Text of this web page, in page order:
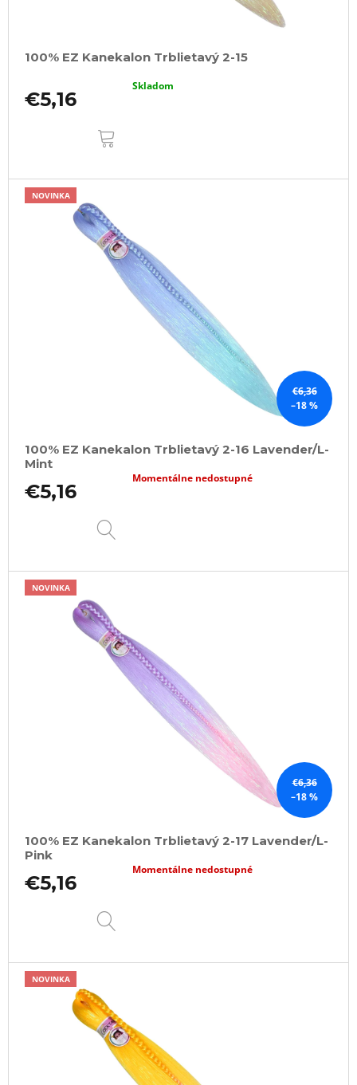
100% EZ Kanekalon Trblietavý 2-15
€5,16
Skladom
€6,36
–18 %
NOVINKA
100% EZ Kanekalon Trblietavý 2-16 Lavender/L-
Mint
€5,16
Momentálne nedostupné
€6,36
–18 %
NOVINKA
100% EZ Kanekalon Trblietavý 2-17 Lavender/L-
Pink
€5,16
Momentálne nedostupné
NOVINKA